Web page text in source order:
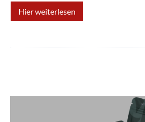
Hier weiterlesen